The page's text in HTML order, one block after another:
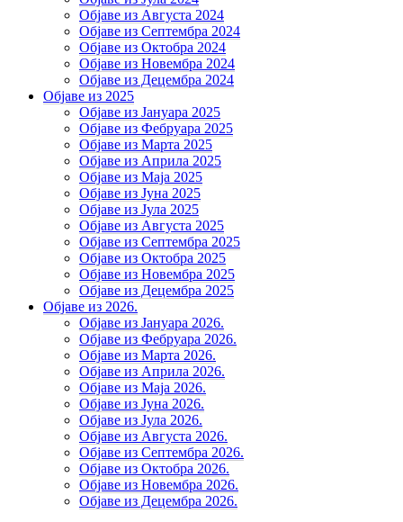
Објаве из Августа 2024
Објаве из Септембра 2024
Објаве из Октобра 2024
Објаве из Новембра 2024
Објаве из Децембра 2024
Објаве из 2025
Објаве из Јануара 2025
Објаве из Фебруара 2025
Објаве из Марта 2025
Објаве из Априла 2025
Објаве из Маја 2025
Објаве из Јуна 2025
Објаве из Јула 2025
Објаве из Августа 2025
Објаве из Септембра 2025
Објаве из Октобра 2025
Објаве из Новембра 2025
Објаве из Децембра 2025
Објаве из 2026.
Објаве из Јануара 2026.
Објаве из Фебруара 2026.
Објаве из Марта 2026.
Објаве из Априла 2026.
Објаве из Маја 2026.
Објаве из Јуна 2026.
Објаве из Јула 2026.
Објаве из Августа 2026.
Објаве из Септембра 2026.
Објаве из Октобра 2026.
Објаве из Новембра 2026.
Објаве из Децембра 2026.